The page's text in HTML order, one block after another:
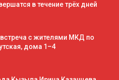
в течение трёх дней
с жителями МКД по
дома 1–4